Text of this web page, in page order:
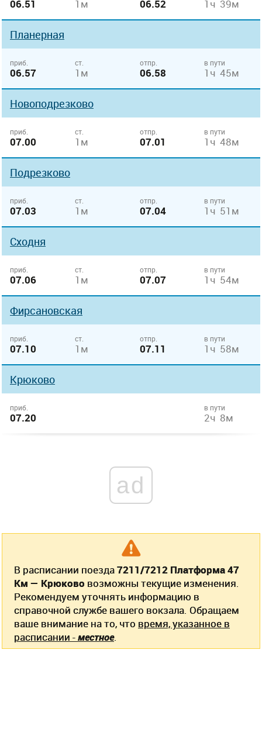
06.51 1м 06.52 1ч 39м
Планерная
приб.
06.57
ст.
1м
отпр.
06.58
в пути
1ч 45м
Новоподрезково
приб.
07.00
ст.
1м
отпр.
07.01
в пути
1ч 48м
Подрезково
приб.
07.03
ст.
1м
отпр.
07.04
в пути
1ч 51м
Сходня
приб.
07.06
ст.
1м
отпр.
07.07
в пути
1ч 54м
Фирсановская
приб.
07.10
ст.
1м
отпр.
07.11
в пути
1ч 58м
Крюково
приб.
07.20
в пути
2ч 8м
ad
В расписании поезда7211/7212 Платформа 47
Км — Крюково возможны текущие изменения.
Рекомендуем уточнять информацию в
справочной службе вашего вокзала. Обращаем
ваше внимание на то, что время, указанное в
расписании -местное.